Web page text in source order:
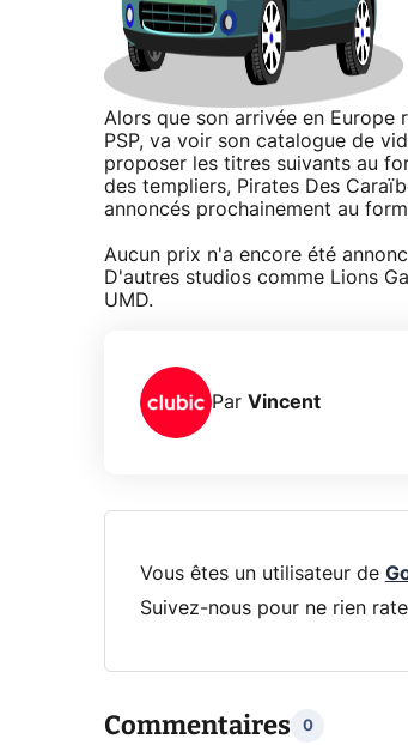
Alors que son arrivée en Europe
PSP, va voir son catalogue de
proposer les titres suivants au
des templiers, Pirates Des
annoncés prochainement au
Aucun prix n'a encore été
D'autres studios comme Lions
UMD.
Par Vincent
Vous êtes un utilisateur de
Suivez-nous pour ne rien
Commentaires 0